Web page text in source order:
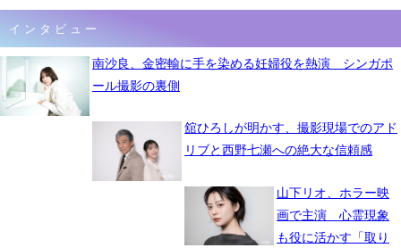
インタビュー
南沙良、金密輸に手を染める妊婦役を熱演 シンガポ
ール撮影の裏側
舘ひろしが明かす、撮影現場でのアド
リブと西野七瀬への絶大な信頼感
山下リオ、ホラー映
画で主演 心霊現象
も役に活かす「取り